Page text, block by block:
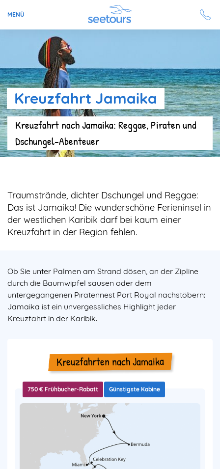
MENÜ
Seetours
Ziele
Ratgeber
Schiffe
Reisesuche
Angebote
Aktuell auf seetours
Kreuzfahrt Jamaika
Kreuzfahrt nach Jamaika: Reggae, Piraten und
Dschungel-Abenteuer
Traumstrände, dichter Dschungel und Reggae:
Das ist Jamaika! Die wunderschöne Ferieninsel in
der westlichen Karibik darf bei kaum einer
Kreuzfahrt in der Region fehlen.
Ob Sie unter Palmen am Strand dösen, an der Zipline
durch die Baumwipfel sausen oder dem
untergegangenen Piratennest Port Royal nachstöbern:
Jamaika ist ein unvergessliches Highlight jeder
Kreuzfahrt in der Karibik.
Kreuzfahrten nach Jamaika
750 € Frühbucher-Rabatt Günstigste Kabine